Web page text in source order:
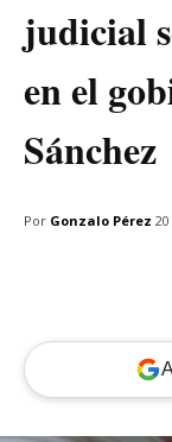
judicial
en el
Sánchez
Por Gonzalo Pérez